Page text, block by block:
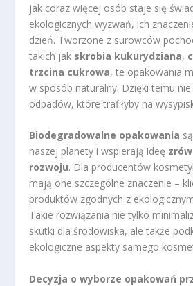
jak coraz więcej osób staje się
ekologicznych wyzwań, ich
dzień. Tworzone z surowców
takich jak skrobia kukurydziana,
trzcina cukrowa, te opakowania
w sposób naturalny. Dzięki temu
odpadów, które trafiłyby na
Biodegradowalne opakowania
naszej planety i wspierają ideę
rozwoju. Dla producentów
mają one szczególne znaczenie –
produktów zgodnych z
Takie rozwiązania nie tylko
skutki dla środowiska, ale także
ekologiczne aspekty samego
Decyzja o wyborze opakowań